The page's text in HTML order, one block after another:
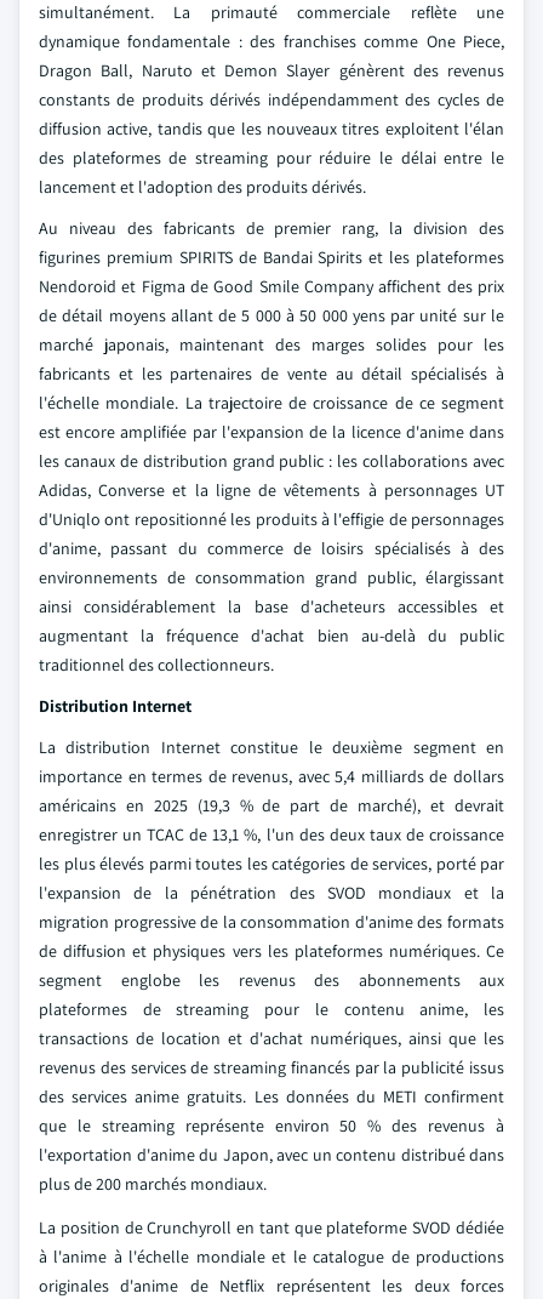
simultanément. La primauté commerciale reflète une
dynamique fondamentale : des franchises comme One Piece,
Dragon Ball, Naruto et Demon Slayer génèrent des revenus
constants de produits dérivés indépendamment des cycles de
diffusion active, tandis que les nouveaux titres exploitent l'élan
des plateformes de streaming pour réduire le délai entre le
lancement et l'adoption des produits dérivés.
Au niveau des fabricants de premier rang, la division des
figurines premium SPIRITS de Bandai Spirits et les plateformes
Nendoroid et Figma de Good Smile Company affichent des prix
de détail moyens allant de 5 000 à 50 000 yens par unité sur le
marché japonais, maintenant des marges solides pour les
fabricants et les partenaires de vente au détail spécialisés à
l'échelle mondiale. La trajectoire de croissance de ce segment
est encore amplifiée par l'expansion de la licence d'anime dans
les canaux de distribution grand public : les collaborations avec
Adidas, Converse et la ligne de vêtements à personnages UT
d'Uniqlo ont repositionné les produits à l'effigie de personnages
d'anime, passant du commerce de loisirs spécialisés à des
environnements de consommation grand public, élargissant
ainsi considérablement la base d'acheteurs accessibles et
augmentant la fréquence d'achat bien au-delà du public
traditionnel des collectionneurs.
Distribution Internet
La distribution Internet constitue le deuxième segment en
importance en termes de revenus, avec 5,4 milliards de dollars
américains en 2025 (19,3 % de part de marché), et devrait
enregistrer un TCAC de 13,1 %, l'un des deux taux de croissance
les plus élevés parmi toutes les catégories de services, porté par
l'expansion de la pénétration des SVOD mondiaux et la
migration progressive de la consommation d'anime des formats
de diffusion et physiques vers les plateformes numériques. Ce
segment englobe les revenus des abonnements aux
plateformes de streaming pour le contenu anime, les
transactions de location et d'achat numériques, ainsi que les
revenus des services de streaming financés par la publicité issus
des services anime gratuits. Les données du METI confirment
que le streaming représente environ 50 % des revenus à
l'exportation d'anime du Japon, avec un contenu distribué dans
plus de 200 marchés mondiaux.
La position de Crunchyroll en tant que plateforme SVOD dédiée
à l'anime à l'échelle mondiale et le catalogue de productions
originales d'anime de Netflix représentent les deux forces